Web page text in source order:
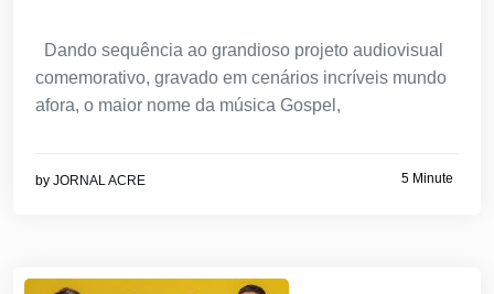
Dando sequência ao grandioso projeto audiovisual
comemorativo, gravado em cenários incríveis mundo
afora, o maior nome da música Gospel,
by JORNAL ACRE 5 Minute